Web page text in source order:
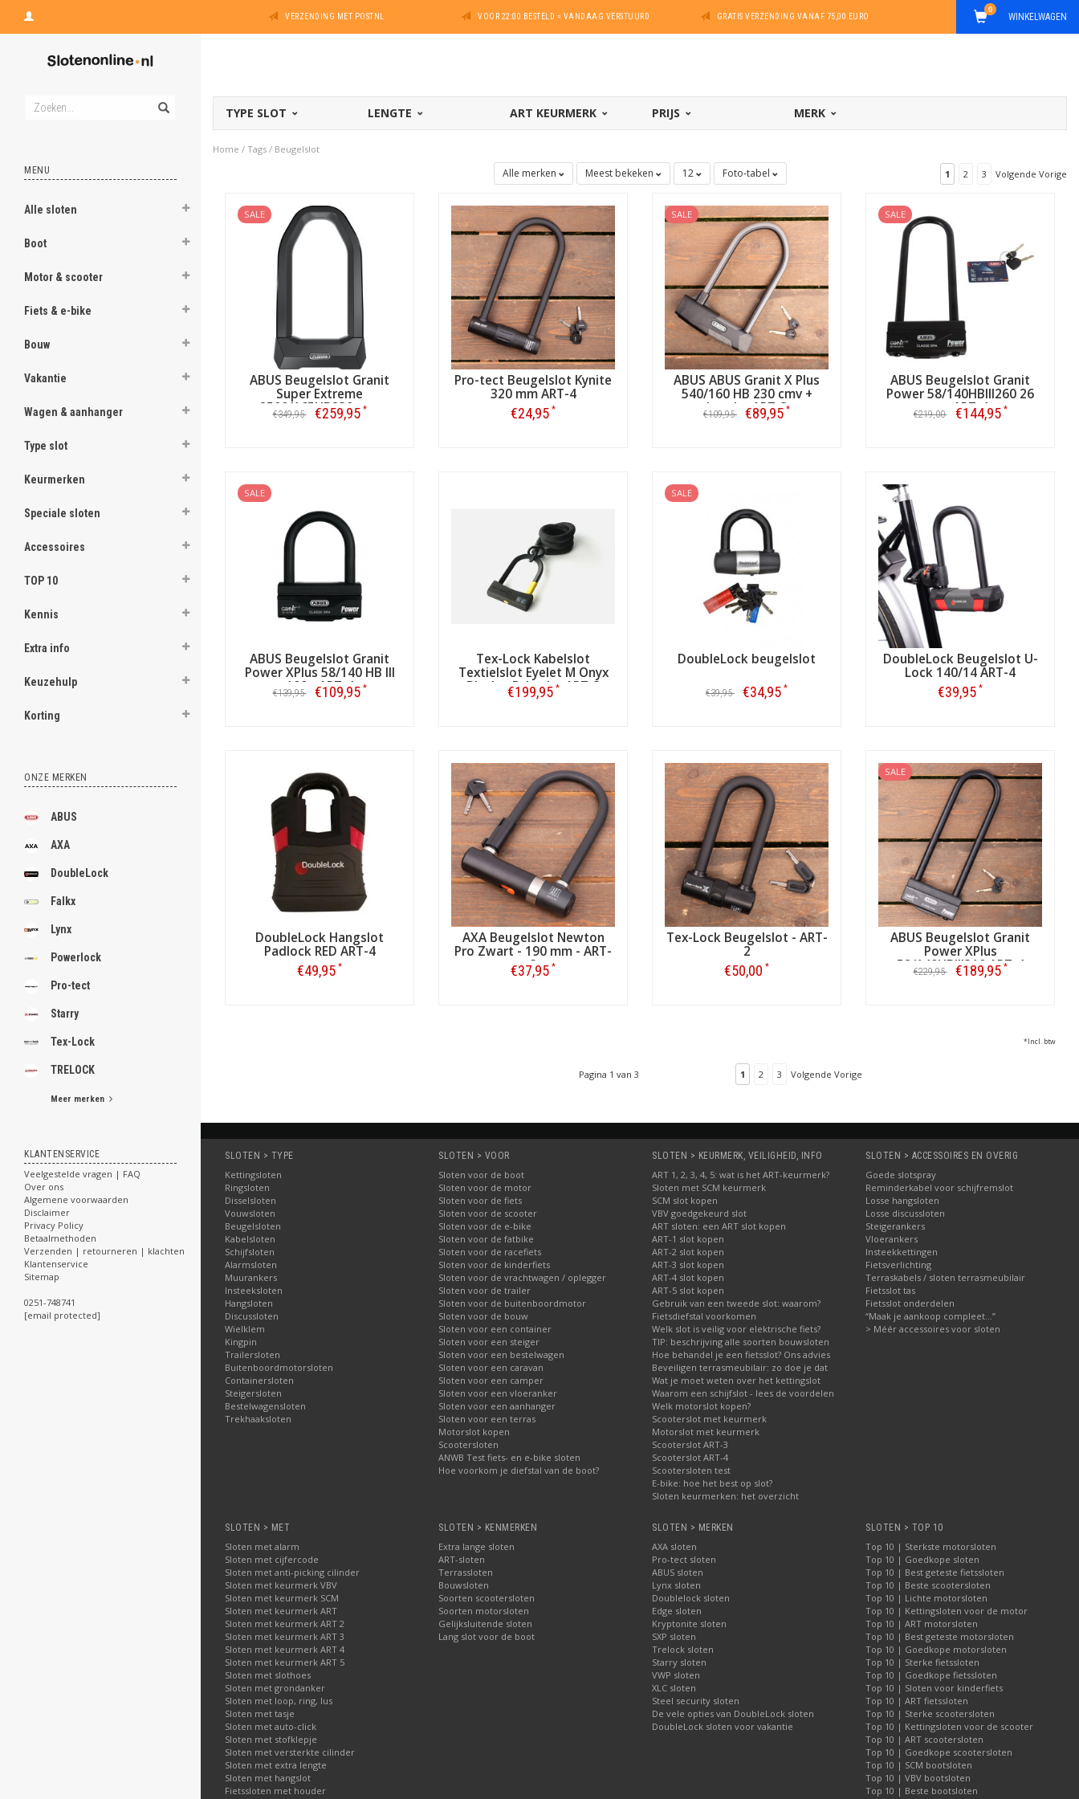
VERZENDING MET POSTNL VOOR 22:00 BESTELD = VANDAAG VERSTUURD GRATIS VERZENDING VANAF 75,00 EURO WINKELWAGEN
0
MENU
Alle sloten
Boot
Motor & scooter
Fiets & e-bike
Bouw
Vakantie
Wagen & aanhanger
Type slot
Keurmerken
Speciale sloten
Accessoires
TOP 10
Kennis
Extra info
Keuzehulp
Korting
ONZE MERKEN
ABUS
AXA
DoubleLock
Falkx
Lynx
Powerlock
Pro-tect
Starry
Tex-Lock
TRELOCK
Meer merken
KLANTENSERVICE
Veelgestelde vragen | FAQ
Over ons
Algemene voorwaarden
Disclaimer
Privacy Policy
Betaalmethoden
Verzenden | retourneren | klachten
Klantenservice
Sitemap
0251-748741
[email protected]
TYPE SLOT LENGTE ART KEURMERK PRIJS MERK
Home / Tags / Beugelslot
Alle merken Meest bekeken 12 Foto-tabel 1 2 3 Volgende Vorige
SALE
ABUS Beugelslot Granit
Super Extreme
2500/165HB230 met
Slothouder - ART-4
€349,95 €259,95 *
Pro-tect Beugelslot Kynite
320 mm ART-4
€24,95 *
SALE
ABUS ABUS Granit X Plus
540/160 HB 230 cmv +
houder ART-3
€109,95 €89,95 *
SALE
ABUS Beugelslot Granit
Power 58/140HBIII260 26
cm ART-4
€219,00 €144,95 *
SALE
ABUS Beugelslot Granit
Power XPlus 58/140 HB III
100 - ART-4
€139,95 €109,95 *
Tex-Lock Kabelslot
Textielslot Eyelet M Onyx
Black + D-Lock - ART-3
€199,95 *
SALE
DoubleLock beugelslot
€39,95 €34,95 *
DoubleLock Beugelslot U-
Lock 140/14 ART-4
€39,95 *
DoubleLock Hangslot
Padlock RED ART-4
€49,95 *
AXA Beugelslot Newton
Pro Zwart - 190 mm - ART-
3
€37,95 *
Tex-Lock Beugelslot - ART-
2
€50,00 *
SALE
ABUS Beugelslot Granit
Power XPlus
58/140HBIII310 ART-4
€229,95 €189,95 *
*Incl. btw
Pagina 1 van 3 1 2 3 Volgende Vorige
SLOTEN > TYPE
Kettingsloten
Ringsloten
Disselsloten
Vouwsloten
Beugelsloten
Kabelsloten
Schijfsloten
Alarmsloten
Muurankers
Insteeksloten
Hangsloten
Discussloten
Wielklem
Kingpin
Trailersloten
Buitenboordmotorsloten
Containersloten
Steigersloten
Bestelwagensloten
Trekhaaksloten
SLOTEN > VOOR
Sloten voor de boot
Sloten voor de motor
Sloten voor de fiets
Sloten voor de scooter
Sloten voor de e-bike
Sloten voor de fatbike
Sloten voor de racefiets
Sloten voor de kinderfiets
Sloten voor de vrachtwagen / oplegger
Sloten voor de trailer
Sloten voor de buitenboordmotor
Sloten voor de bouw
Sloten voor een container
Sloten voor een steiger
Sloten voor een bestelwagen
Sloten voor een caravan
Sloten voor een camper
Sloten voor een vloeranker
Sloten voor een aanhanger
Sloten voor een terras
Motorslot kopen
Scootersloten
ANWB Test fiets- en e-bike sloten
Hoe voorkom je diefstal van de boot?
SLOTEN > KEURMERK, VEILIGHEID, INFO
ART 1, 2, 3, 4, 5: wat is het ART-keurmerk?
Sloten met SCM keurmerk
SCM slot kopen
VBV goedgekeurd slot
ART sloten: een ART slot kopen
ART-1 slot kopen
ART-2 slot kopen
ART-3 slot kopen
ART-4 slot kopen
ART-5 slot kopen
Gebruik van een tweede slot: waarom?
Fietsdiefstal voorkomen
Welk slot is veilig voor elektrische fiets?
TIP: beschrijving alle soorten bouwsloten
Hoe behandel je een fietsslot? Ons advies
Beveiligen terrasmeubilair: zo doe je dat
Wat je moet weten over het kettingslot
Waarom een schijfslot - lees de voordelen
Welk motorslot kopen?
Scooterslot met keurmerk
Motorslot met keurmerk
Scooterslot ART-3
Scooterslot ART-4
Scootersloten test
E-bike: hoe het best op slot?
Sloten keurmerken: het overzicht
SLOTEN > ACCESSOIRES EN OVERIG
Goede slotspray
Reminderkabel voor schijfremslot
Losse hangsloten
Losse discussloten
Steigerankers
Vloerankers
Insteekkettingen
Fietsverlichting
Terraskabels / sloten terrasmeubilair
Fietsslot tas
Fietsslot onderdelen
“Maak je aankoop compleet…”
> Méér accessoires voor sloten
SLOTEN > MET
Sloten met alarm
Sloten met cijfercode
Sloten met anti-picking cilinder
Sloten met keurmerk VBV
Sloten met keurmerk SCM
Sloten met keurmerk ART
Sloten met keurmerk ART 2
Sloten met keurmerk ART 3
Sloten met keurmerk ART 4
Sloten met keurmerk ART 5
Sloten met slothoes
Sloten met grondanker
Sloten met loop, ring, lus
Sloten met tasje
Sloten met auto-click
Sloten met stofklepje
Sloten met versterkte cilinder
Sloten met extra lengte
Sloten met hangslot
Fietssloten met houder
SLOTEN > KENMERKEN
Extra lange sloten
ART-sloten
Terrassloten
Bouwsloten
Soorten scootersloten
Soorten motorsloten
Gelijksluitende sloten
Lang slot voor de boot
SLOTEN > MERKEN
AXA sloten
Pro-tect sloten
ABUS sloten
Lynx sloten
Doublelock sloten
Edge sloten
Kryptonite sloten
SXP sloten
Trelock sloten
Starry sloten
VWP sloten
XLC sloten
Steel security sloten
De vele opties van DoubleLock sloten
DoubleLock sloten voor vakantie
SLOTEN > TOP 10
Top 10 | Sterkste motorsloten
Top 10 | Goedkope sloten
Top 10 | Best geteste fietssloten
Top 10 | Beste scootersloten
Top 10 | Lichte motorsloten
Top 10 | Kettingsloten voor de motor
Top 10 | ART motorsloten
Top 10 | Best geteste motorsloten
Top 10 | Goedkope motorsloten
Top 10 | Sterke fietssloten
Top 10 | Goedkope fietssloten
Top 10 | Sloten voor kinderfiets
Top 10 | ART fietssloten
Top 10 | Sterke scootersloten
Top 10 | Kettingsloten voor de scooter
Top 10 | ART scootersloten
Top 10 | Goedkope scootersloten
Top 10 | SCM bootsloten
Top 10 | VBV bootsloten
Top 10 | Beste bootsloten